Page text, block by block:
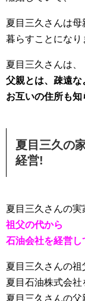
夏目三久さんは母
暮らすことになり
夏目三久さんは、
父親とは、疎遠な
お互いの住所も知
夏目三久の
経営!
夏目三久さんの実
祖父の代から
石油会社を経営し
夏目三久さんの祖
夏目石油株式会社
夏目三久さんの